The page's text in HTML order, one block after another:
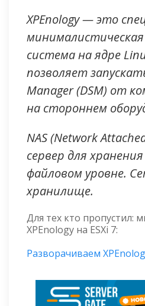
XPEnology — это
система на ядре
позволяет
Manager (DSM) от
на стороннем
NAS (Network
сервер для
файловом уровне.
хранилище.
Для тех кто пропустил:
XPEnology на ESXi 7:
Разворачиваем